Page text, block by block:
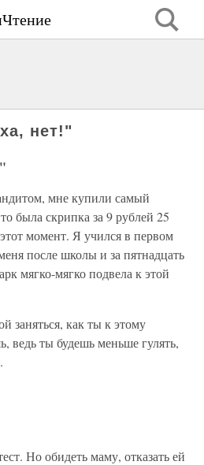
нет!"
мне купили самый
была скрипка за 9 рублей 25
момент. Я учился в первом
после школы и за пятнадцать
мягко-мягко подвела к этой
заняться, как ты к этому
ведь ты будешь меньше гулять,
Но обидеть маму, отказать ей